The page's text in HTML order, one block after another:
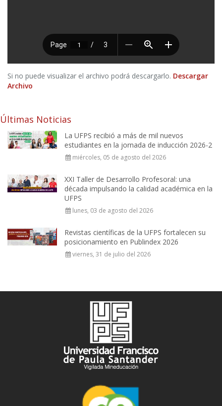
Si no puede visualizar el archivo podrá descargarlo. Descargar
Archivo
Últimas Noticias
La UFPS recibió a más de mil nuevos
estudiantes en la jornada de inducción 2026-2
miércoles, 05 de agosto del 2026
XXI Taller de Desarrollo Profesoral: una
década impulsando la calidad académica en la
UFPS
lunes, 03 de agosto del 2026
Revistas científicas de la UFPS fortalecen su
posicionamiento en Publindex 2026
viernes, 31 de julio del 2026